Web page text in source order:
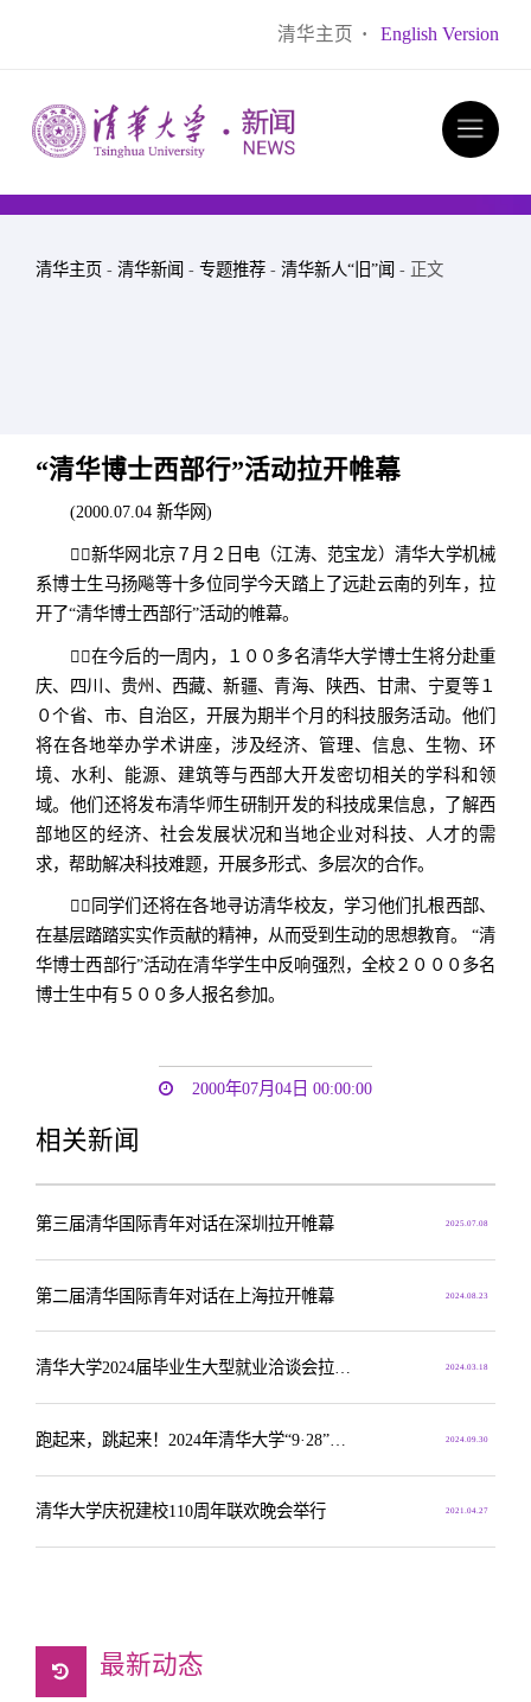
清华主页 · English Version
清华主页 - 清华新闻 - 专题推荐 - 清华新人“旧”闻 - 正文
“清华博士西部行”活动拉开帷幕
(2000.07.04 新华网)
新华网北京７月２日电（江涛、范宝龙）清华大学机械
系博士生马扬飚等十多位同学今天踏上了远赴云南的列车，拉
开了“清华博士西部行”活动的帷幕。
在今后的一周内，１００多名清华大学博士生将分赴重
庆、四川、贵州、西藏、新疆、青海、陕西、甘肃、宁夏等１
０个省、市、自治区，开展为期半个月的科技服务活动。他们
将在各地举办学术讲座，涉及经济、管理、信息、生物、环
境、水利、能源、建筑等与西部大开发密切相关的学科和领
域。他们还将发布清华师生研制开发的科技成果信息，了解西
部地区的经济、社会发展状况和当地企业对科技、人才的需
求，帮助解决科技难题，开展多形式、多层次的合作。
同学们还将在各地寻访清华校友，学习他们扎根西部、
在基层踏踏实实作贡献的精神，从而受到生动的思想教育。 “清
华博士西部行”活动在清华学生中反响强烈，全校２０００多名
博士生中有５００多人报名参加。
2000年07月04日 00:00:00
相关新闻
2025.07.08
第三届清华国际青年对话在深圳拉开帷幕
2024.08.23
第二届清华国际青年对话在上海拉开帷幕
2024.03.18
2024.09.30
2021.04.27
清华大学庆祝建校110周年联欢晚会举行
最新动态